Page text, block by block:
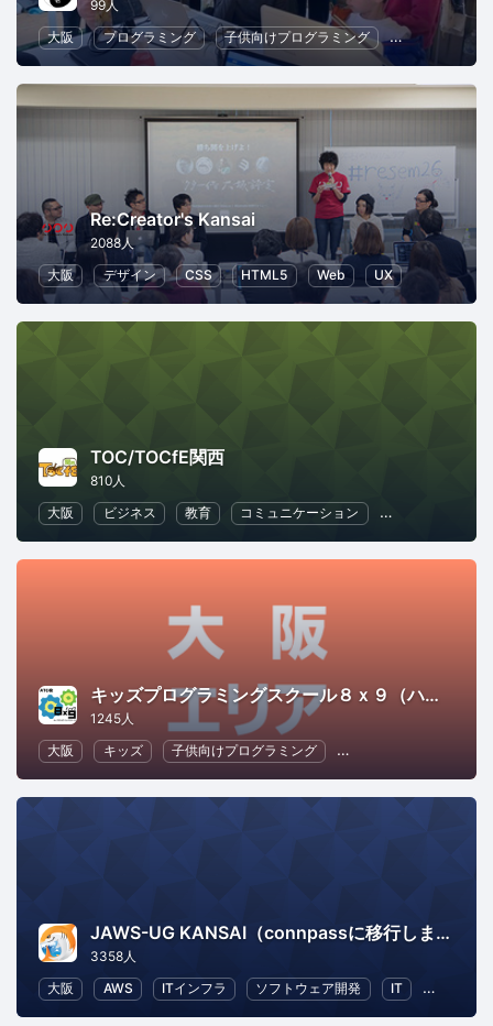
99人
大阪
プログラミング 子供向けプログラミング 幼児教育・子
Re:Creator's Kansai
2088人
大阪
デザイン CSS HTML5 Web UX
TOC/TOCfE関西
810人
大阪
ビジネス 教育 コミュニケーション ビジネス戦略
キッズプログラミングスクール８ｘ９（ハック）ATC校
1245人
大阪
キッズ 子供向けプログラミング 幼児教育・子供の教育
JAWS-UG KANSAI（connpassに移行しました）
3358人
大阪
AWS ITインフラ ソフトウェア開発 IT IT ソリュ